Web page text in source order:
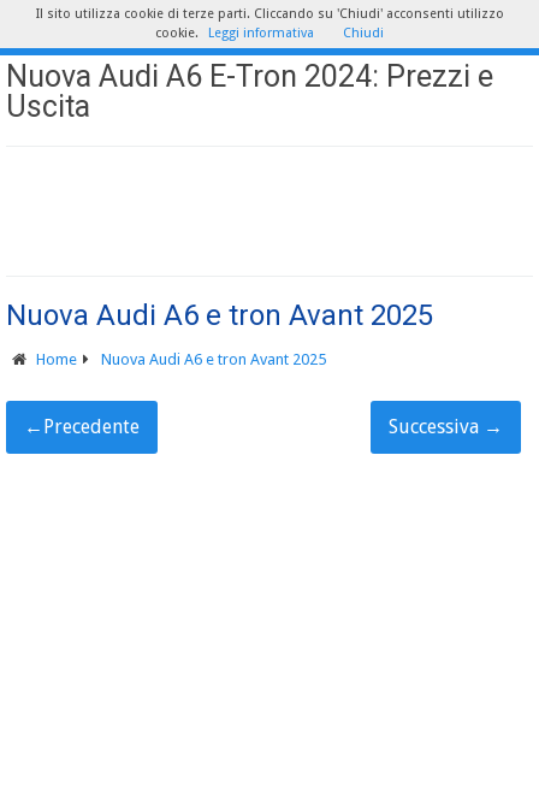
Nuova Audi A6 E-Tron 2024: Prezzi e
Uscita
Nuova Audi A6 e tron Avant 2025
Home Nuova Audi A6 e tron Avant 2025
← Precedente Successiva →
Il sito utilizza cookie di terze parti. Cliccando su 'Chiudi' acconsenti utilizzo
cookie.
Leggi informativa Chiudi